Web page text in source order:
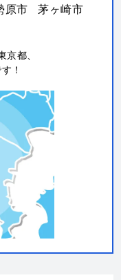
原市
茅ヶ崎市
都、
！